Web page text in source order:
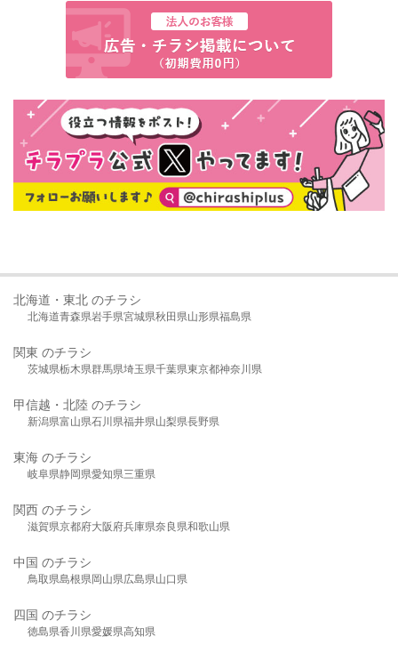
北海道・東北 のチラシ
北海道青森県岩手県宮城県秋田県山形県福島県
関東 のチラシ
茨城県栃木県群馬県埼玉県千葉県東京都神奈川県
甲信越・北陸 のチラシ
新潟県富山県石川県福井県山梨県長野県
東海 のチラシ
岐阜県静岡県愛知県三重県
関西 のチラシ
滋賀県京都府大阪府兵庫県奈良県和歌山県
中国 のチラシ
鳥取県島根県岡山県広島県山口県
四国 のチラシ
徳島県香川県愛媛県高知県